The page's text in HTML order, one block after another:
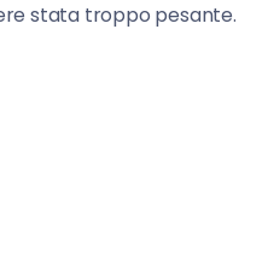
stata troppo pesante.